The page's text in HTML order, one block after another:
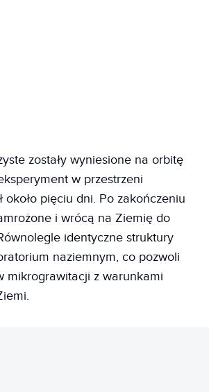
zostały wyniesione na orbitę
w przestrzeni
około pięciu dni. Po zakończeniu
i wrócą na Ziemię do
identyczne struktury
naziemnym, co pozwoli
mikrograwitacji z warunkami